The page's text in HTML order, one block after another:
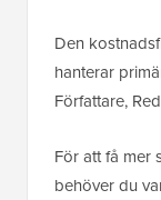
Den
hanterar
Författare,
För att få mer
behöver du